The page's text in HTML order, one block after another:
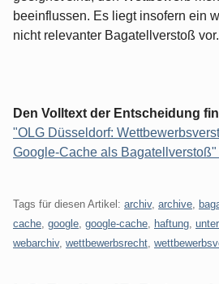
beeinflussen. Es liegt insofern ein
nicht relevanter Bagatellverstoß vor.
Den Volltext der Entscheidung
"OLG Düsseldorf:
Google-Cache als
Tags für diesen Artikel: archiv, archive
cache google google-cache haftung
webarchiv, wettbewerbsrecht